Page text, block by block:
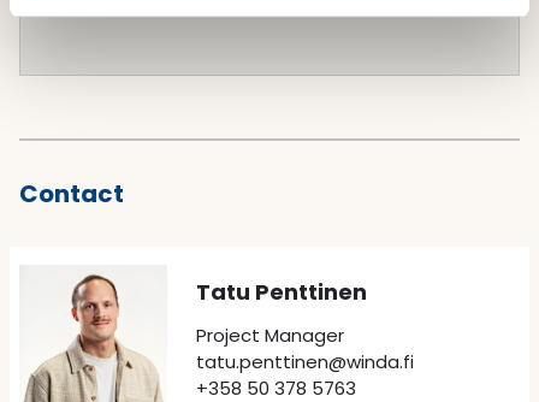
Contact
Tatu Penttinen
Project Manager
tatu.penttinen@winda.fi
+358 50 378 5763